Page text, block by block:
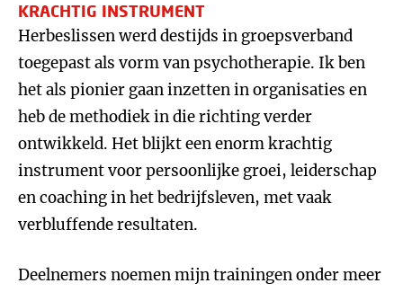
KRACHTIG INSTRUMENT
Herbeslissen werd destijds in groepsverband
toegepast als vorm van psychotherapie. Ik ben
het als pionier gaan inzetten in organisaties en
heb de methodiek in die richting verder
ontwikkeld. Het blijkt een enorm krachtig
instrument voor persoonlijke groei, leiderschap
en coaching in het bedrijfsleven, met vaak
verbluffende resultaten.
Deelnemers noemen mijn trainingen onder meer